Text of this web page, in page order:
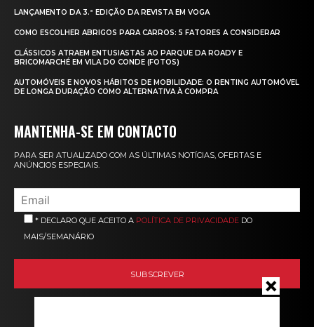
LANÇAMENTO DA 3.ª EDIÇÃO DA REVISTA EM VOGA
COMO ESCOLHER ABRIGOS PARA CARROS: 5 FATORES A CONSIDERAR
CLÁSSICOS ATRAEM ENTUSIASTAS AO PARQUE DA ROADY E
BRICOMARCHÉ EM VILA DO CONDE (FOTOS)
AUTOMÓVEIS E NOVOS HÁBITOS DE MOBILIDADE: O RENTING AUTOMÓVEL
DE LONGA DURAÇÃO COMO ALTERNATIVA À COMPRA
MANTENHA-SE EM CONTACTO
PARA SER ATUALIZADO COM AS ÚLTIMAS NOTÍCIAS, OFERTAS E
ANÚNCIOS ESPECIAIS.
* DECLARO QUE ACEITO A POLÍTICA DE PRIVACIDADE DO
MAIS/SEMANÁRIO